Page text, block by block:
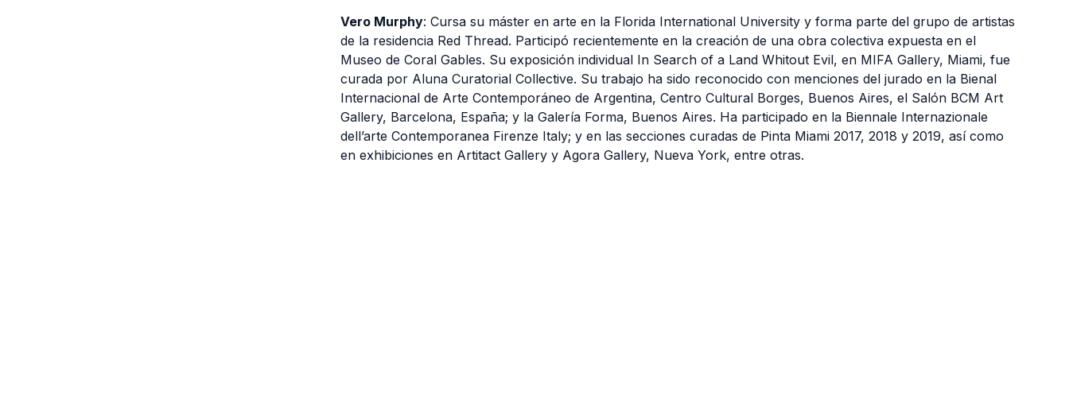
Vero Murphy: Cursa su máster en arte en la Florida International University y forma parte del grupo de artistas
de la residencia Red Thread. Participó recientemente en la creación de una obra colectiva expuesta en el
Museo de Coral Gables. Su exposición individual In Search of a Land Whitout Evil, en MIFA Gallery, Miami, fue
curada por Aluna Curatorial Collective. Su trabajo ha sido reconocido con menciones del jurado en la Bienal
Internacional de Arte Contemporáneo de Argentina, Centro Cultural Borges, Buenos Aires, el Salón BCM Art
Gallery, Barcelona, España; y la Galería Forma, Buenos Aires. Ha participado en la Biennale Internazionale
dell’arte Contemporanea Firenze Italy; y en las secciones curadas de Pinta Miami 2017, 2018 y 2019, así como
en exhibiciones en Artitact Gallery y Agora Gallery, Nueva York, entre otras.